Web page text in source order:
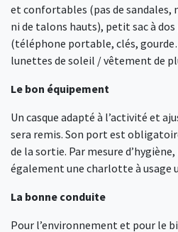
et confortables (pas de sandales,
ni de talons hauts), petit sac à
(téléphone portable, clés,
lunettes de soleil / vêtement de
Le bon équipement
Un casque adapté à l’activité et
sera remis. Son port est
de la sortie. Par mesure
également une charlotte à usage
La bonne conduite
Pour l’environnement et pour le